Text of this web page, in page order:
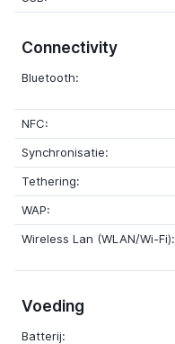
Connectivity
Bluetooth:
NFC:
Synchronisatie:
Tethering:
WAP:
Wireless Lan (WLAN/Wi-Fi):
Voeding
Batterij: